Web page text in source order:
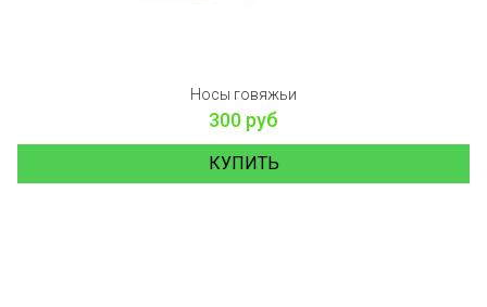
Носы говяжьи
300 руб
КУПИТЬ